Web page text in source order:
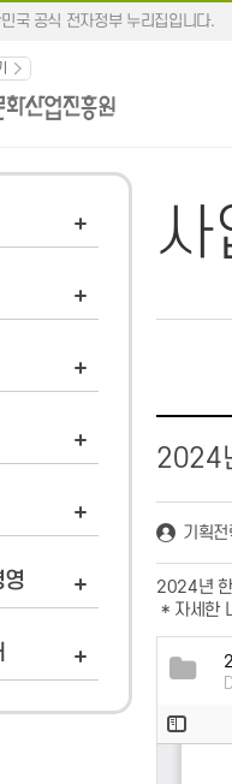
국 공식 전자정부 누리집입니다.
영
사
2024
기획
2024년 한
* 자세한